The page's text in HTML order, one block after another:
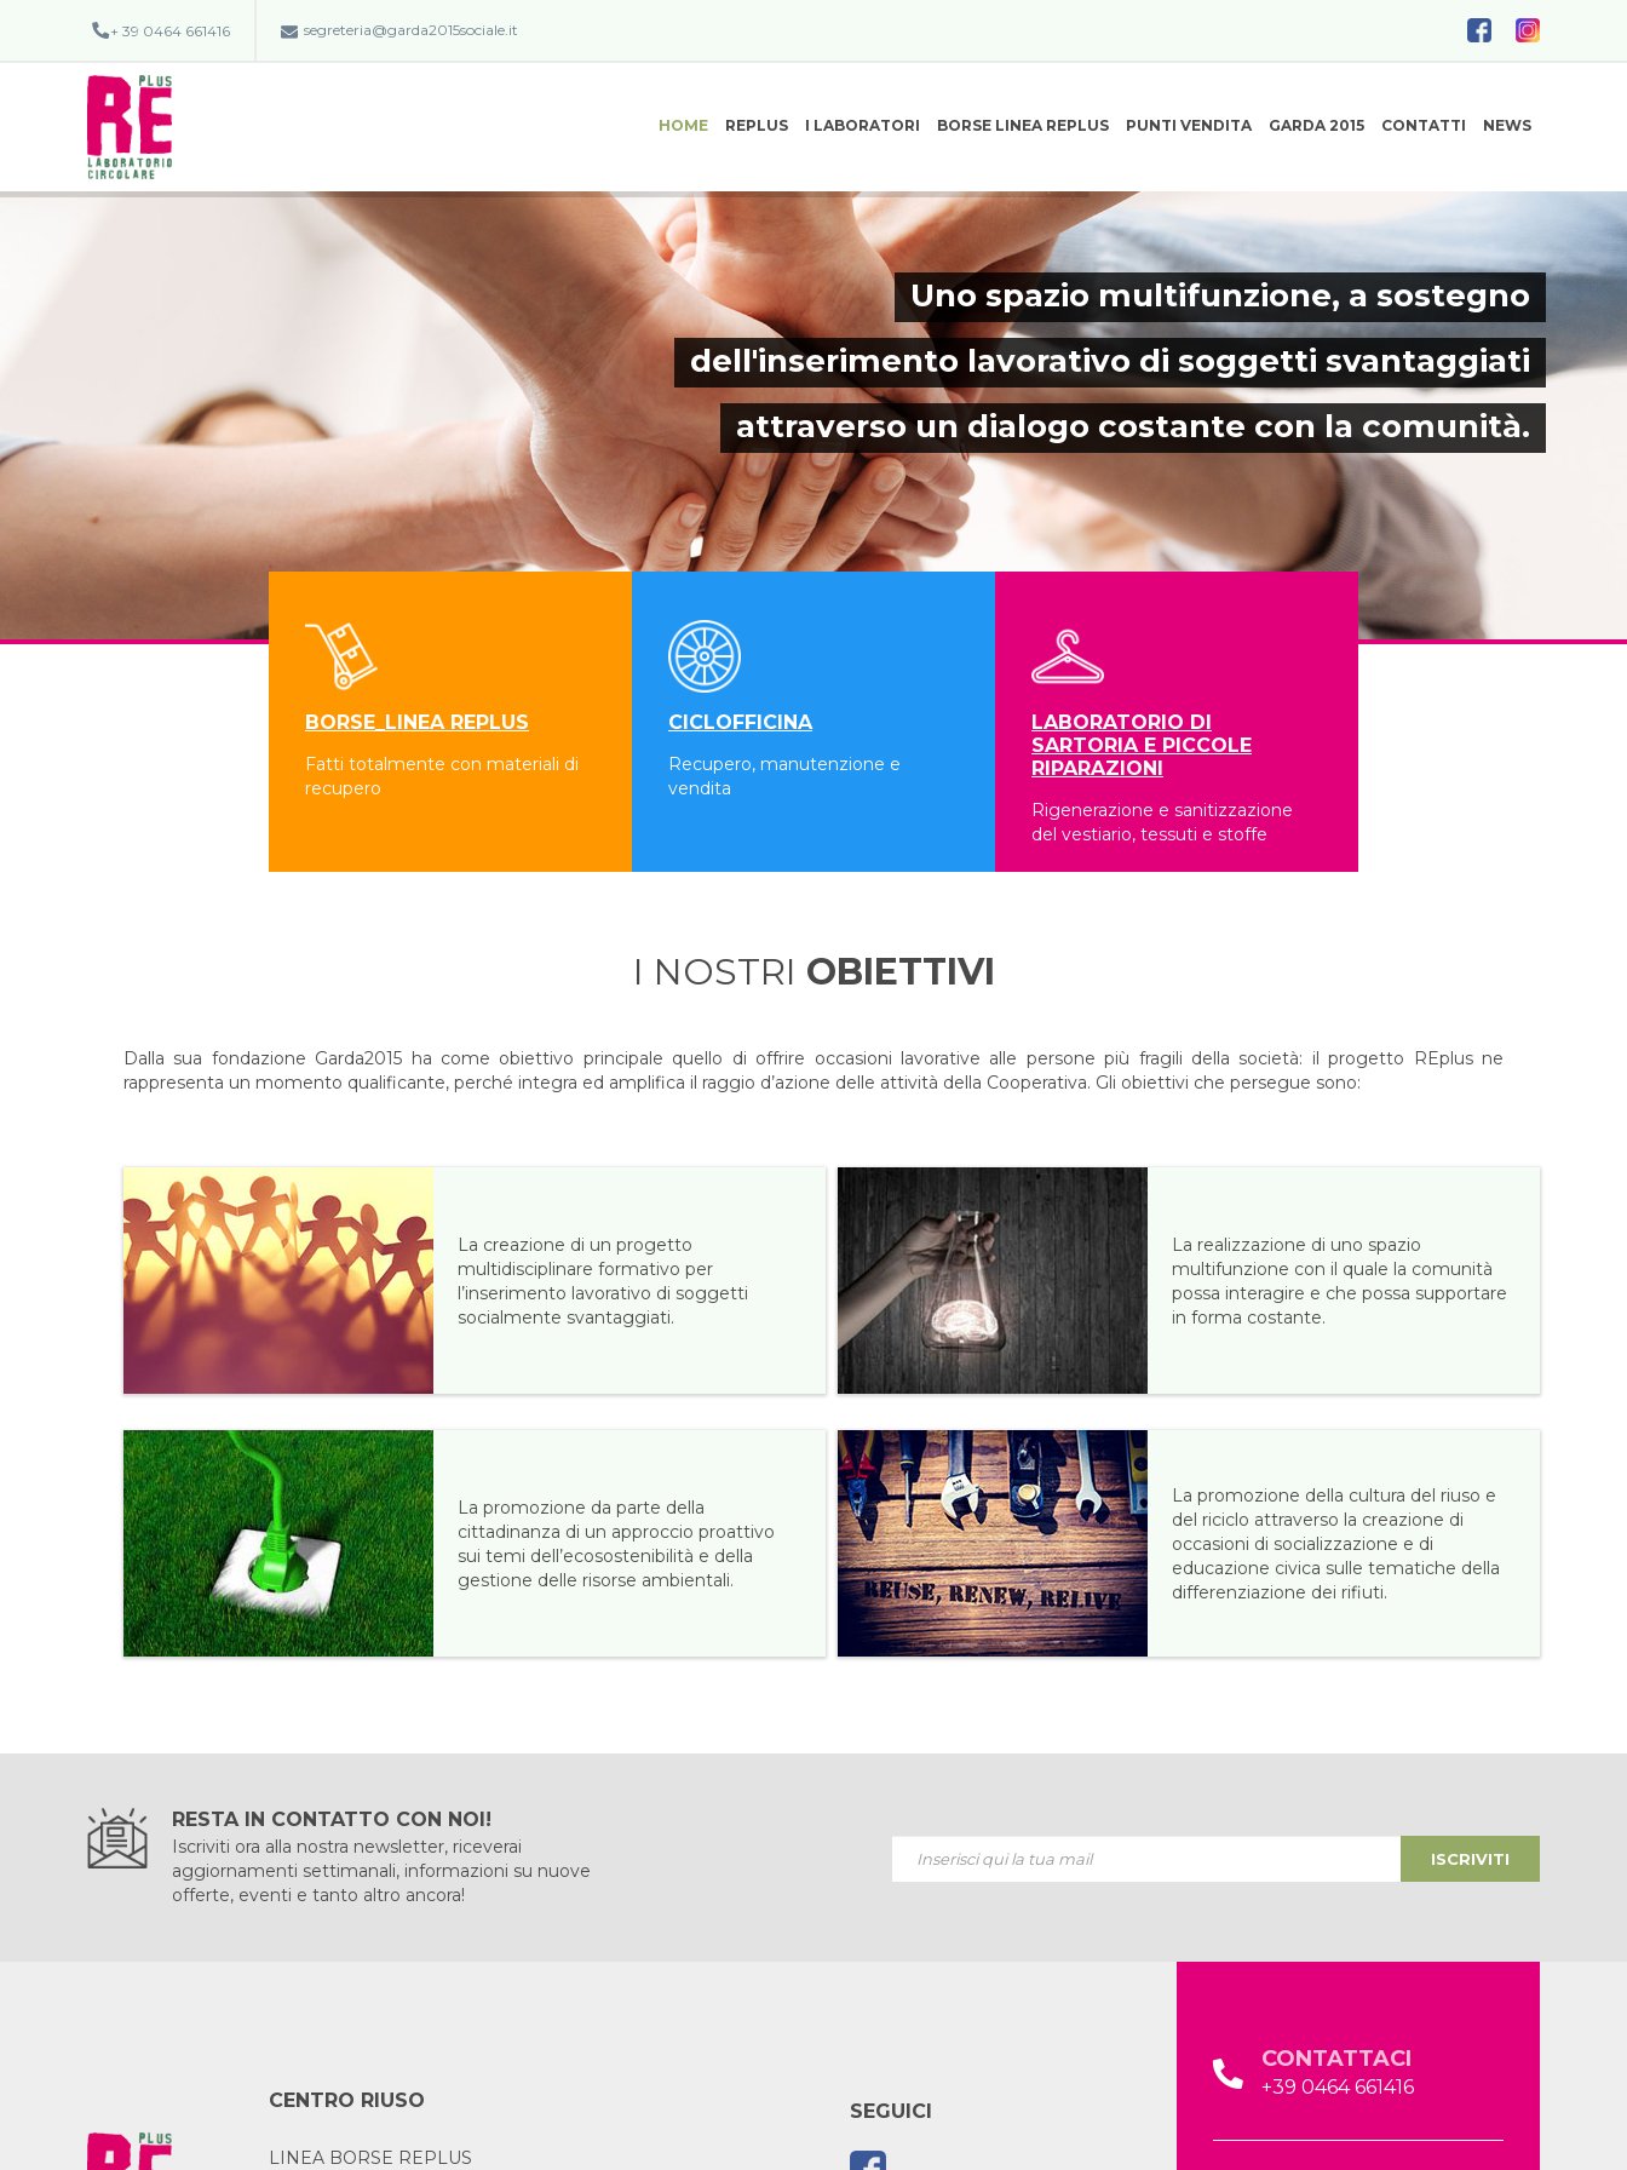
+ 39 0464 661416 segreteria@garda2015sociale.it
HOME REPLUS I LABORATORI BORSE LINEA REPLUS PUNTI VENDITA GARDA 2015 CONTATTI NEWS
Uno spazio multifunzione, a sostegno
dell'inserimento lavorativo di soggetti svantaggiati
attraverso un dialogo costante con la comunità.
BORSE_LINEA REPLUS
Fatti totalmente con materiali di
recupero
CICLOFFICINA
Recupero, manutenzione e
vendita
LABORATORIO DI
SARTORIA E PICCOLE
RIPARAZIONI
Rigenerazione e sanitizzazione
del vestiario, tessuti e stoffe
I NOSTRI OBIETTIVI
Dalla sua fondazione Garda2015 ha come obiettivo principale quello di offrire occasioni lavorative alle persone più fragili della società: il progetto REplus ne
rappresenta un momento qualificante, perché integra ed amplifica il raggio d’azione delle attività della Cooperativa. Gli obiettivi che persegue sono:
La creazione di un progetto
multidisciplinare formativo per
l’inserimento lavorativo di soggetti
socialmente svantaggiati.
La promozione da parte della
cittadinanza di un approccio proattivo
sui temi dell’ecosostenibilità e della
gestione delle risorse ambientali.
La realizzazione di uno spazio
multifunzione con il quale la comunità
possa interagire e che possa supportare
in forma costante.
La promozione della cultura del riuso e
del riciclo attraverso la creazione di
occasioni di socializzazione e di
educazione civica sulle tematiche della
differenziazione dei rifiuti.
RESTA IN CONTATTO CON NOI!
Iscriviti ora alla nostra newsletter, riceverai
aggiornamenti settimanali, informazioni su nuove
offerte, eventi e tanto altro ancora!
ISCRIVITI
CENTRO RIUSO
LINEA BORSE REPLUS
SEGUICI
CONTATTACI
+39 0464 661416